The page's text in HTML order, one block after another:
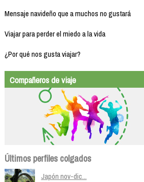
Mensaje navideño que a muchos no gustará
Viajar para perder el miedo a la vida
¿Por qué nos gusta viajar?
Compañeros de viaje
Últimos perfiles colgados
Japón nov-dic...